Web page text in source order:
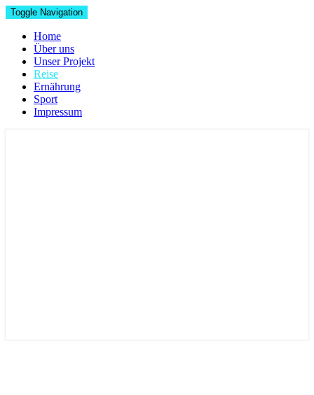
Toggle Navigation
Home
Über uns
Unser Projekt
Reise
Ernährung
Sport
Impressum